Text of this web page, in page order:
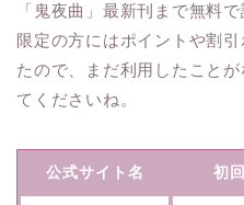
「鬼夜曲」最新刊まで無料
限定の方にはポイントや割
たので、まだ利用したこと
てくださいね。
公式サイト名 初